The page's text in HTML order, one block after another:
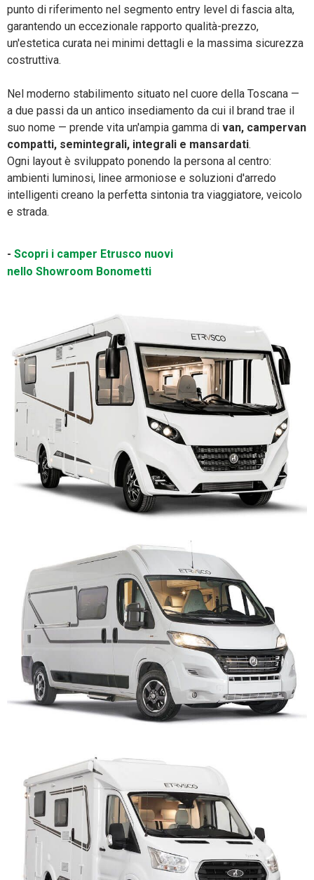
punto di riferimento nel segmento entry level di fascia alta,
garantendo un eccezionale rapporto qualità-prezzo,
un'estetica curata nei minimi dettagli e la massima sicurezza
costruttiva.
Nel moderno stabilimento situato nel cuore della Toscana —
a due passi da un antico insediamento da cui il brand trae il
suo nome — prende vita un'ampia gamma di van, campervan
compatti, semintegrali, integrali e mansardati.
Ogni layout è sviluppato ponendo la persona al centro:
ambienti luminosi, linee armoniose e soluzioni d'arredo
intelligenti creano la perfetta sintonia tra viaggiatore, veicolo
e strada.
- Scopri i camper Etrusco nuovi
nello Showroom Bonometti